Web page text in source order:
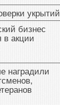
укрытий
бизнес
в акции
наградили